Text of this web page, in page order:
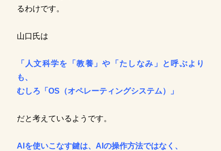
るわけです。
山口氏は
「人文科学を「教養」や「たしなみ」と呼ぶより
も、
むしろ「OS（オペレーティングシステム）」
だと考えているようです。
AIを使いこなす鍵は、AIの操作方法ではなく、